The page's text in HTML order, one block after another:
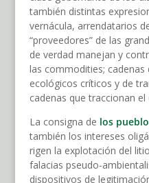
también distintas
vernácula, arrendatarios
“proveedores” de las
de verdad manejan y
las commodities;
ecológicos críticos y de
cadenas que traccionan
La consigna de los
también los intereses
rigen la explotación del
falacias pseudo-
dispositivos de